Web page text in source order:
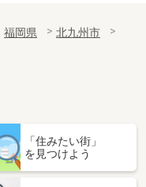
福岡県
北九州市
「住みたい街」
を見つけよう